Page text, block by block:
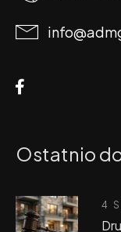
Ostatnio
4